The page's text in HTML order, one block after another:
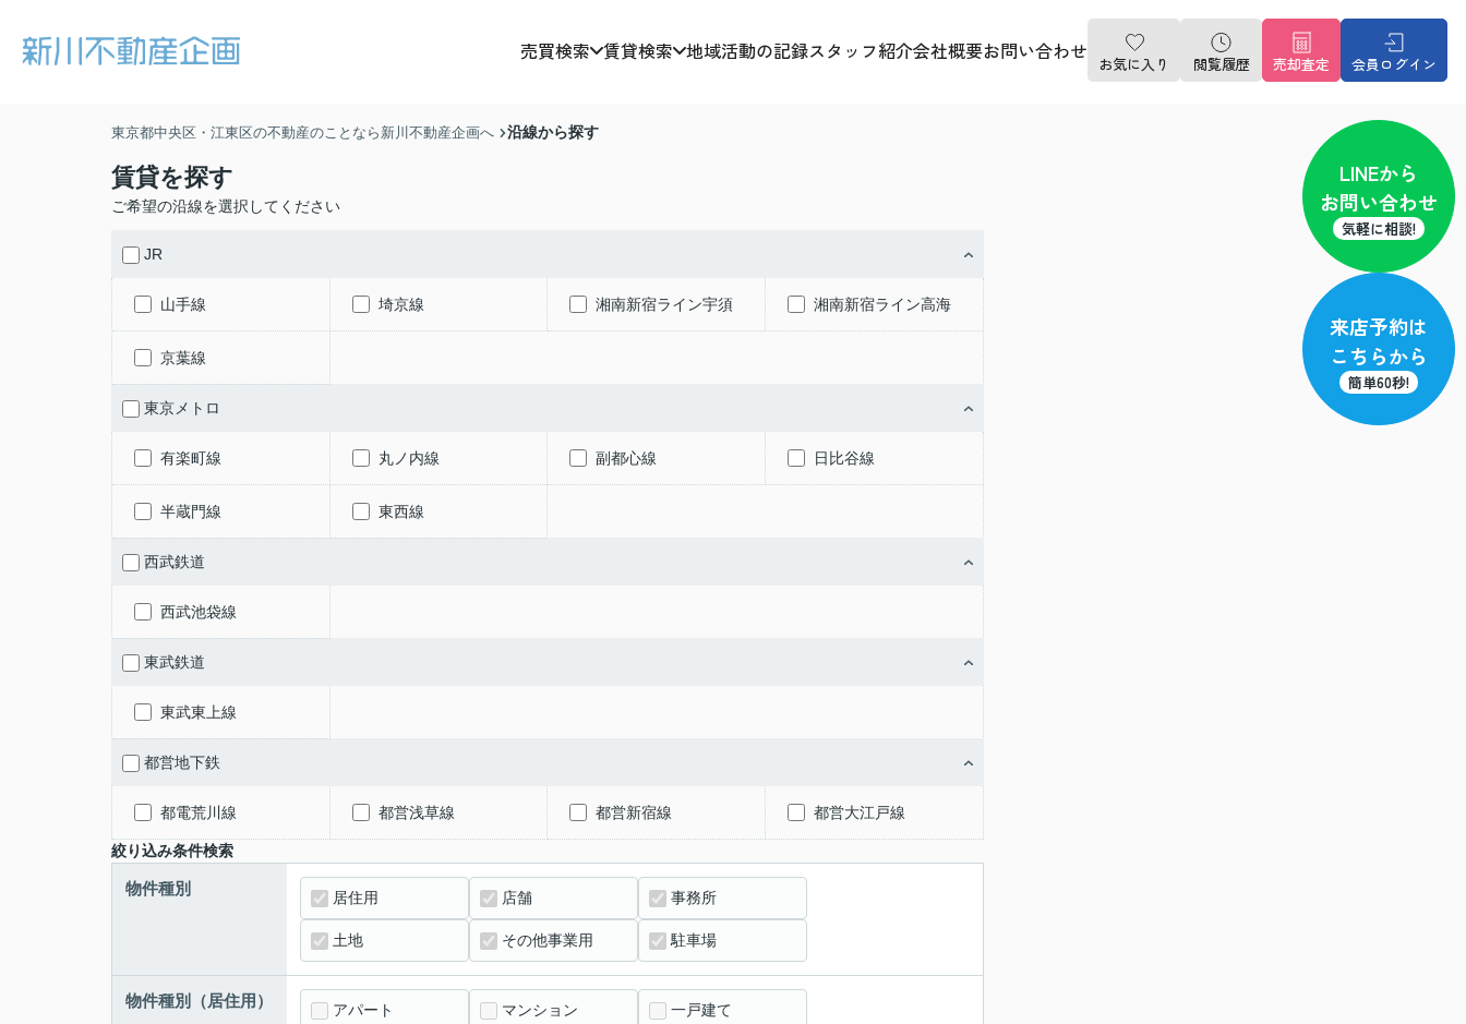
売買検索 賃貸検索 地域活動の記録スタッフ紹介会社概要お問い合わせ
お気に入り 閲覧履歴 売却査定 会員ログイン
東京都中央区・江東区の不動産のことなら新川不動産企画へ 沿線から探す
賃貸を探す
ご希望の沿線を選択してください
JR
山手線 埼京線 湘南新宿ライン宇須 湘南新宿ライン高海
京葉線
東京メトロ
有楽町線 丸ノ内線 副都心線 日比谷線
半蔵門線 東西線
西武鉄道
西武池袋線
東武鉄道
東武東上線
都営地下鉄
都電荒川線 都営浅草線 都営新宿線 都営大江戸線
絞り込み条件検索
物件種別 居住用 店舗 事務所
土地 その他事業用 駐車場
物件種別（居住用） アパート マンション 一戸建て
LINEから
お問い合わせ
気軽に相談!
来店予約は
こちらから
簡単60秒!